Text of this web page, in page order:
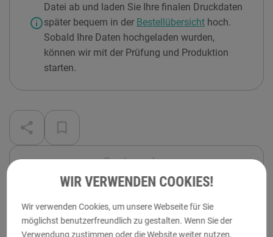
info
Datei ab und laden Sie Ihre finalen Druckdaten
später bequem in der Bestellübersicht hoch.
Sobald Ihre Daten hochgeladen wurden,
können wir mit der Prüfung und Produktion
starten.
Druckvorschau
expand_more Druckdaten
WIR VERWENDEN COOKIES!
Wir verwenden Cookies, um unsere Webseite für Sie
möglichst benutzerfreundlich zu gestalten. Wenn Sie der
Verwendung zustimmen oder die Website weiter nutzen,